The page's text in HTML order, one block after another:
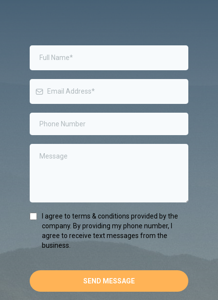
I agree to terms & conditions provided by the
company. By providing my phone number, I
agree to receive text messages from the
business.
SEND MESSAGE